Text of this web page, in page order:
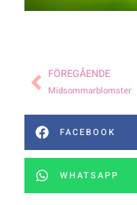
FÖREGÅENDE
Midsommarblomster
FACEBOOK
WHATSAPP